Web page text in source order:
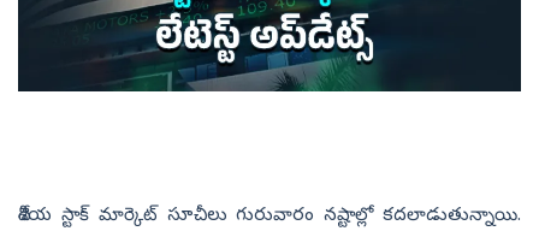
దేశీయ స్టాక్‌ మార్కెట్‌ సూచీలు గురువారం నష్టాల్లో కదలాడుతున్నాయి.